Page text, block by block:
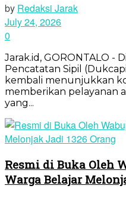
by Redaksi Jarak
July 24, 2026
0
Jarak.id, GORONTALO -
Pencatatan Sipil
kembali menunjukkan
memberikan pelayanan
yang...
Resmi di Buka Oleh
Warga Belajar